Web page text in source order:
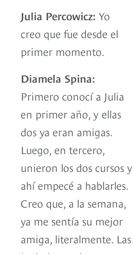
Julia Percowicz: Yo
creo que fue desde el
primer momento.
Diamela Spina:
Primero conocí a Julia
en primer año, y ellas
dos ya eran amigas.
Luego, en tercero,
unieron los dos cursos y
ahí empecé a hablarles.
Creo que, a la semana,
ya me sentía su mejor
amiga, literalmente. Las